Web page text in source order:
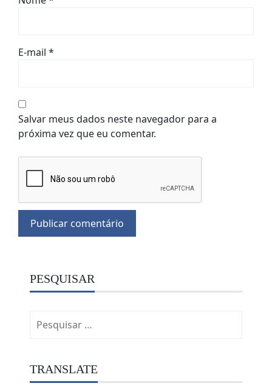
E-mail *
Salvar meus dados neste navegador para a
próxima vez que eu comentar.
PESQUISAR
por:
TRANSLATE